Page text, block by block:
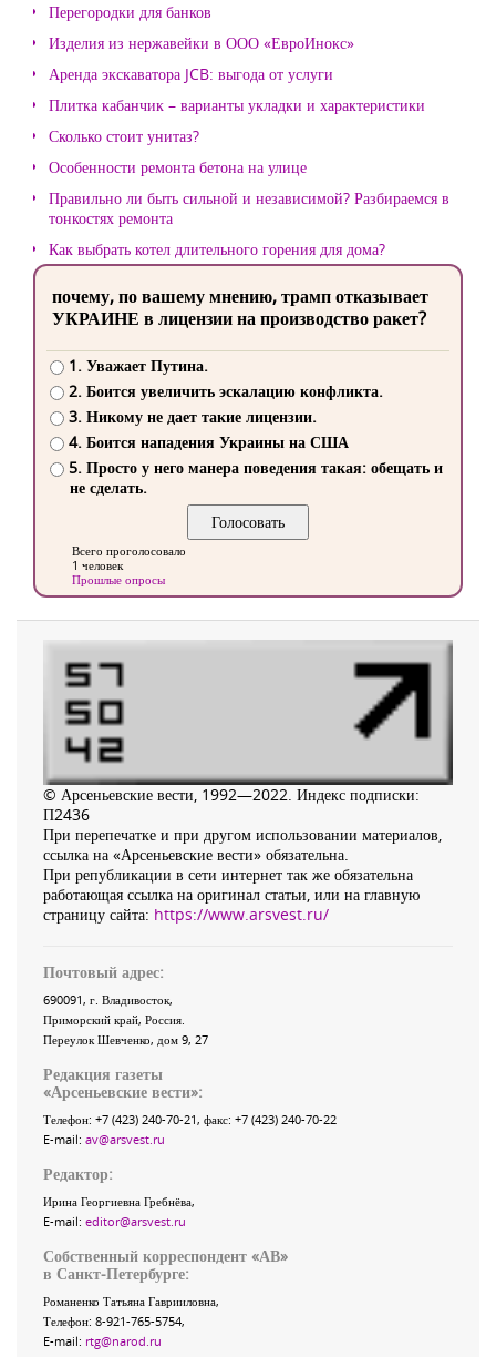
Перегородки для банков
Изделия из нержавейки в ООО «ЕвроИнокс»
Аренда экскаватора JCB: выгода от услуги
Плитка кабанчик – варианты укладки и характеристики
Сколько стоит унитаз?
Особенности ремонта бетона на улице
Правильно ли быть сильной и независимой? Разбираемся в
тонкостях ремонта
Как выбрать котел длительного горения для дома?
почему, по вашему мнению, трамп отказывает
УКРАИНЕ в лицензии на производство ракет?
1. Уважает Путина.
2. Боится увеличить эскалацию конфликта.
3. Никому не дает такие лицензии.
4. Боится нападения Украины на США
5. Просто у него манера поведения такая: обещать и
не сделать.
Всего проголосовало
1 человек
Прошлые опросы
© Арсеньевские вести, 1992—2022. Индекс подписки:
П2436
При перепечатке и при другом использовании материалов,
ссылка на «Арсеньевские вести» обязательна.
При републикации в сети интернет так же обязательна
работающая ссылка на оригинал статьи, или на главную
страницу сайта: https://www.arsvest.ru/
Почтовый адрес:
690091, г. Владивосток,
Приморский край, Россия
Переулок Шевченко, дом 9, 27
Редакция газеты
«Арсеньевские вести»:
Телефон: +7 (423) 240-70-21, факс: +7 (423) 240-70-22
E-mail: av@arsvest.ru
Редактор:
Ирина Георгиевна Гребнёва,
E-mail: editor@arsvest.ru
Собственный корреспондент «АВ»
в Санкт-Петербурге:
Романенко Татьяна Гаврииловна,
Телефон: 8-921-765-5754,
E-mail: rtg@narod.ru